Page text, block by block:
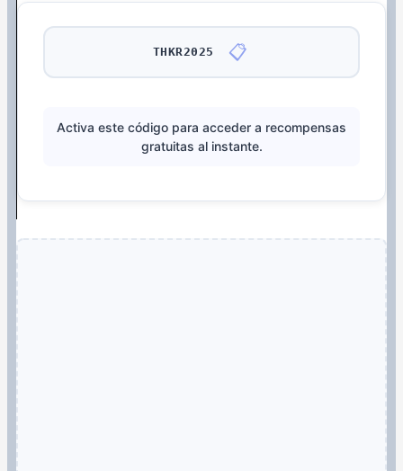
THKR2025 📋
Activa este código para acceder a recompensas
gratuitas al instante.